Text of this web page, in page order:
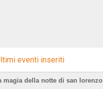
eventi inseriti
magia della notte di san lorenzo